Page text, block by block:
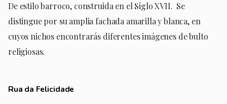
De estilo barroco, construida en el Siglo XVII. Se
distingue por su amplia fachada amarilla y blanca, en
cuyos nichos encontrarás diferentes imágenes de bulto
religiosas.
Rua da Felicidade